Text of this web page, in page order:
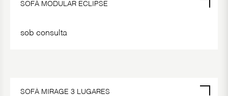
SOFÁ MODULAR ECLIPSE
sob consulta
SOFÁ MIRAGE 3 LUGARES